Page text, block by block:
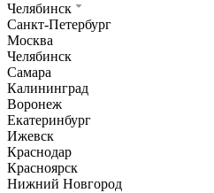
Челябинск
Санкт-Петербург
Москва
Челябинск
Самара
Калининград
Воронеж
Екатеринбург
Ижевск
Краснодар
Красноярск
Нижний Новгород